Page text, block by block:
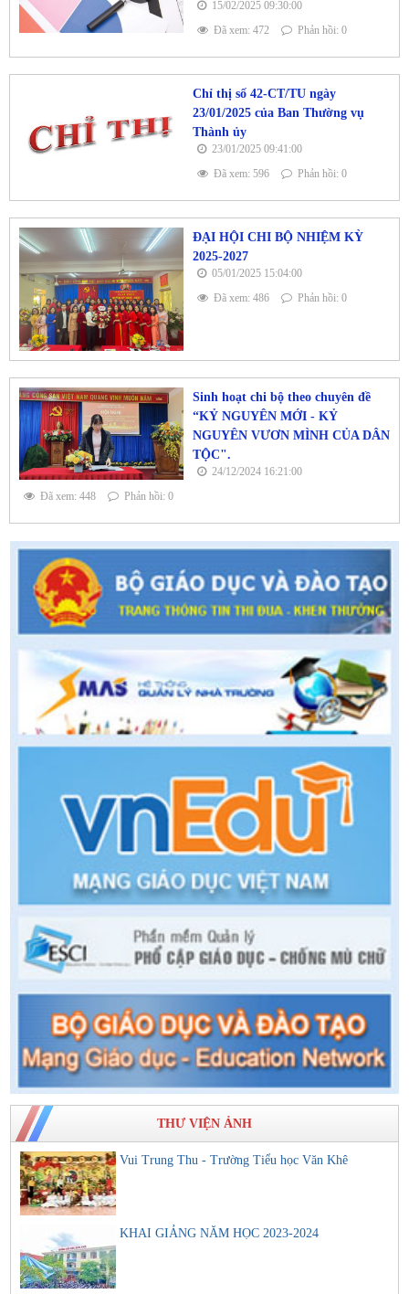
15/02/2025 09:30:00
Đã xem: 472
Phản hồi: 0
Chỉ thị số 42-CT/TU ngày
23/01/2025 của Ban Thường vụ
Thành ủy
23/01/2025 09:41:00
Đã xem: 596
Phản hồi: 0
ĐẠI HỘI CHI BỘ NHIỆM KỲ
2025-2027
05/01/2025 15:04:00
Đã xem: 486
Phản hồi: 0
Sinh hoạt chi bộ theo chuyên đề
“KỶ NGUYÊN MỚI - KỶ
NGUYÊN VƯƠN MÌNH CỦA DÂN
TỘC".
24/12/2024 16:21:00
Đã xem: 448
Phản hồi: 0
THƯ VIỆN ẢNH
Vui Trung Thu - Trường Tiểu học Văn Khê
KHAI GIẢNG NĂM HỌC 2023-2024